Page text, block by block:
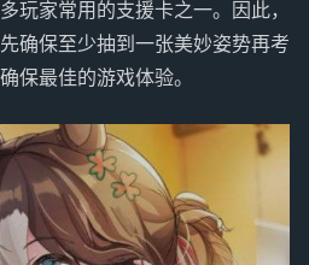
玩家常用的支援卡之一。因此，
确保至少抽到一张美妙姿势再考
保最佳的游戏体验。